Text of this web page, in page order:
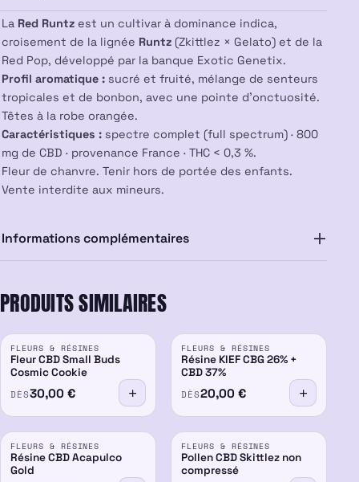
💎
❤️
🤩
La Red Runtz est un cultivar à dominance indica,
croisement de la lignée Runtz (Zkittlez × Gelato) et de la
Red Pop, développé par la banque Exotic Genetix.
Profil aromatique : sucré et fruité, mélange de senteurs
tropicales et de bonbon, avec une pointe d’onctuosité.
Têtes à la robe orangée.
Caractéristiques : spectre complet (full spectrum) · 800
mg de CBD · provenance France · THC < 0,3 %.
Fleur de chanvre. Tenir hors de portée des enfants.
Vente interdite aux mineurs.
Informations complémentaires
PRODUITS SIMILAIRES
FLEURS & RÉSINES
Fleur CBD Small Buds
Cosmic Cookie
DÈS30,00€
26%
FLEURS & RÉSINES
Résine KIEF CBG 26% +
CBD 37%
DÈS20,00€
FLEURS & RÉSINES
Résine CBD Acapulco
Gold
FLEURS & RÉSINES
Pollen CBD Skittlez non
compressé